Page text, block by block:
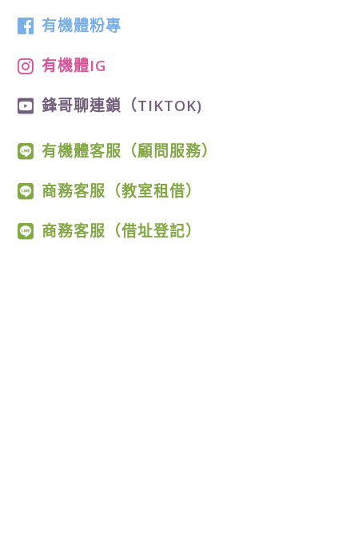
有機體粉專
有機體IG
鋒哥聊連鎖（TIKTOK)
有機體客服（顧問服務）
商務客服（教室租借）
商務客服（借址登記）